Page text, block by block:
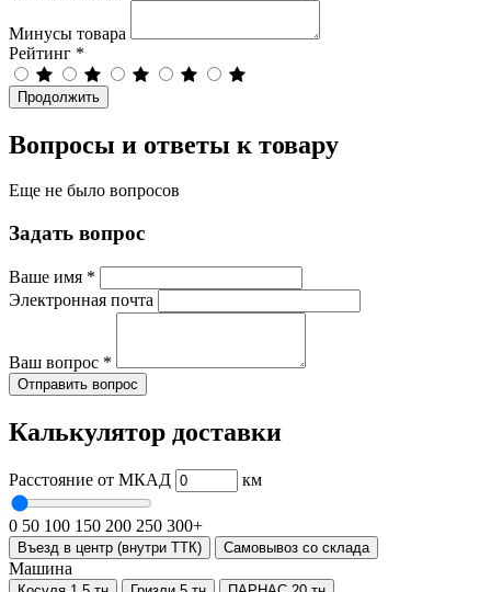
Минусы товара
Рейтинг *
Продолжить
Вопросы и ответы к товару
Еще не было вопросов
Задать вопрос
Ваше имя *
Электронная почта
Ваш вопрос *
Отправить вопрос
Калькулятор доставки
Расстояние от МКАД км
0 50 100 150 200 250 300+
Въезд в центр (внутри ТТК) Самовывоз со склада
Машина